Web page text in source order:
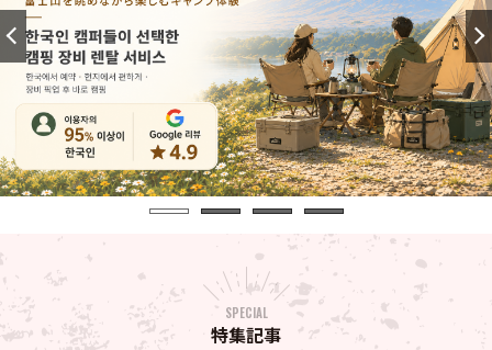
SPECIAL
特集記事
#コット
#ビーチパーティー
#設営簡単
#イベント
テント・タープ
チェア・テーブル
セット用品
調理用品
寝袋・マット
ランタン
クーラーボックス
焚き火